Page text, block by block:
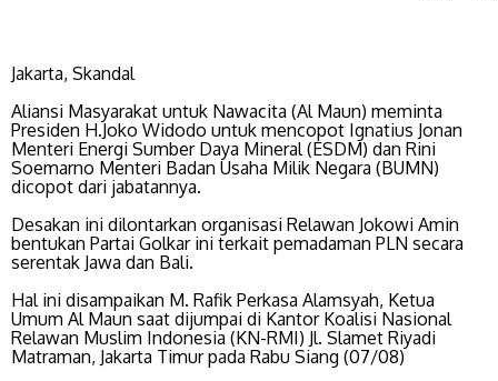
Jakarta, Skandal
Aliansi Masyarakat untuk Nawacita (Al Maun) meminta
Presiden H.Joko Widodo untuk mencopot Ignatius Jonan
Menteri Energi Sumber Daya Mineral (ESDM) dan Rini
Soemarno Menteri Badan Usaha Milik Negara (BUMN)
dicopot dari jabatannya.
Desakan ini dilontarkan organisasi Relawan Jokowi Amin
bentukan Partai Golkar ini terkait pemadaman PLN secara
serentak Jawa dan Bali.
Hal ini disampaikan M. Rafik Perkasa Alamsyah, Ketua
Umum Al Maun saat dijumpai di Kantor Koalisi Nasional
Relawan Muslim Indonesia (KN-RMI) Jl. Slamet Riyadi
Matraman, Jakarta Timur pada Rabu Siang (07/08)